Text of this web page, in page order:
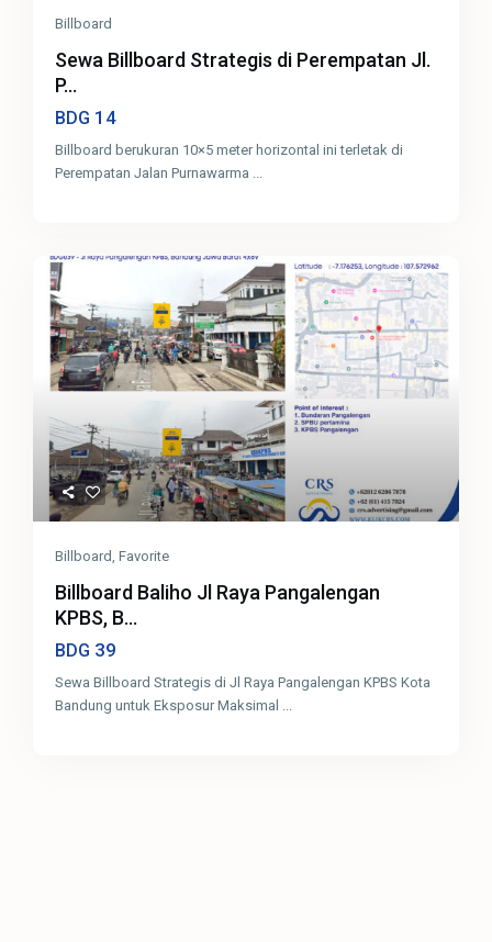
Billboard
Sewa Billboard Strategis di Perempatan Jl.
P...
BDG 14
Billboard berukuran 10×5 meter horizontal ini terletak di
Perempatan Jalan Purnawarma
Billboard,Favorite
Billboard Baliho Jl Raya Pangalengan
KPBS, B...
BDG 39
Sewa Billboard Strategis di Jl Raya Pangalengan KPBS Kota
Bandung untuk Eksposur Maksimal ...